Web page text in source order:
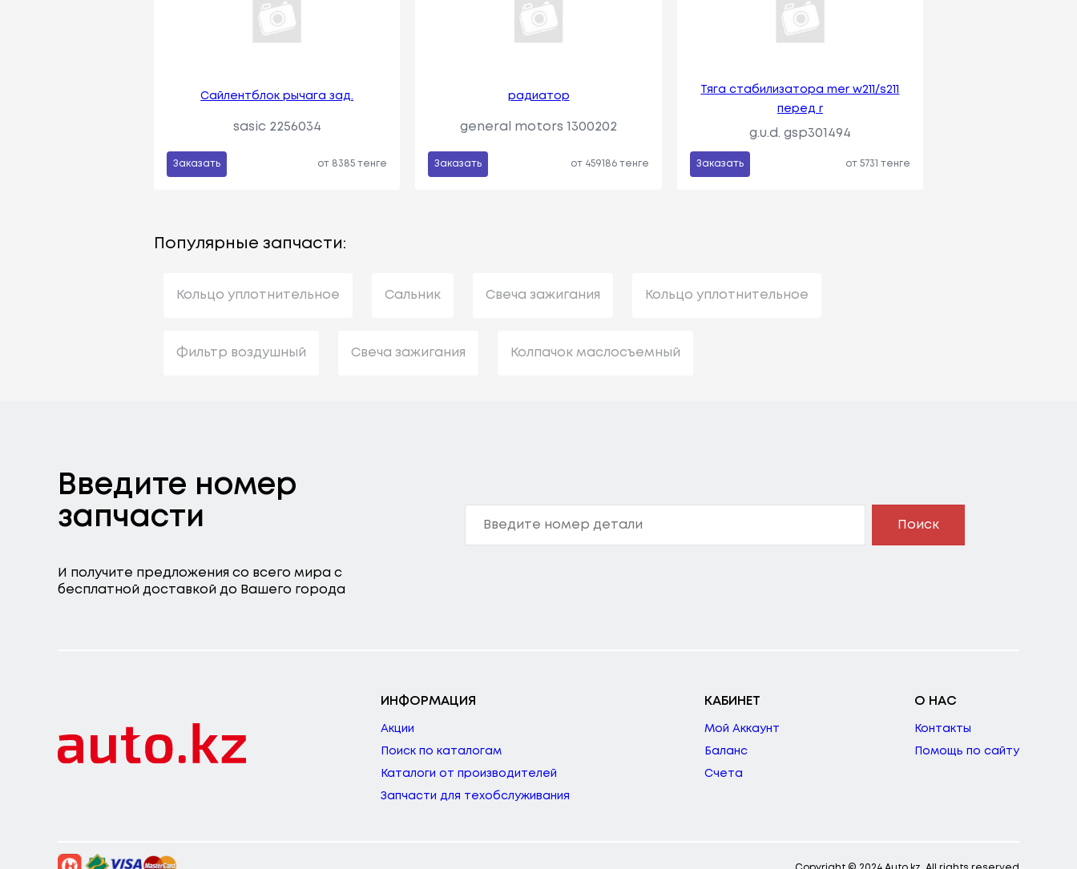
Сайлентблок рычага зад.
sasic 2256034
Заказать от 8385 тенге
радиатор
general motors 1300202
Заказать от 459186 тенге
Тяга стабилизатора mer w211/s211
перед r
g.u.d. gsp301494
Заказать от 5731 тенге
Популярные запчасти:
Кольцо уплотнительное Сальник Свеча зажигания Кольцо уплотнительное
Фильтр воздушный Свеча зажигания Колпачок маслосъемный
Введите номер
запчасти
И получите предложения со всего мира с
бесплатной доставкой до Вашего города
Поиск
ИНФОРМАЦИЯ
Акции
Поиск по каталогам
Каталоги от производителей
Запчасти для техобслуживания
КАБИНЕТ
Мой Аккаунт
Баланс
Счета
О НАС
Контакты
Помощь по сайту